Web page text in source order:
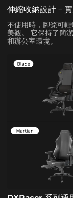
伸縮收納設計－
不使用時，腳凳可
美觀。 它保持了簡
和辦公室環境。